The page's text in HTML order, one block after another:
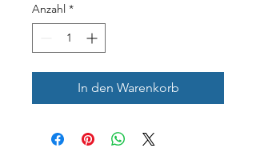
Anzahl *
In den Warenkorb